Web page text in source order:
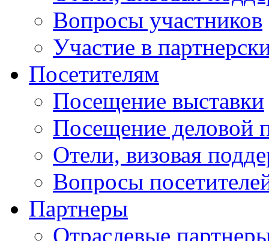
Вопросы участников
Участие в
Посетителям
Посещение выставки
Посещение деловой
Отели, визовая
Вопросы
Партнеры
Отраслевые